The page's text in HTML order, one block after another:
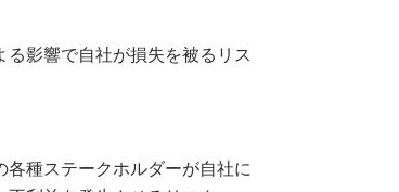
影響で自社が損失を被るリス
種ステークホルダーが自社に